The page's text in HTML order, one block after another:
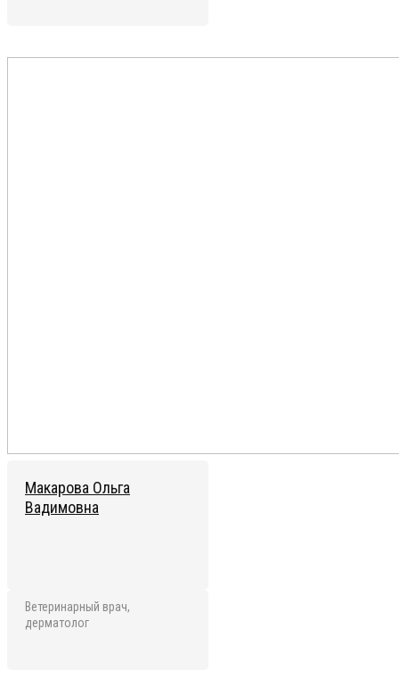
Макарова Ольга
Вадимовна
Ветеринарный врач,
дерматолог